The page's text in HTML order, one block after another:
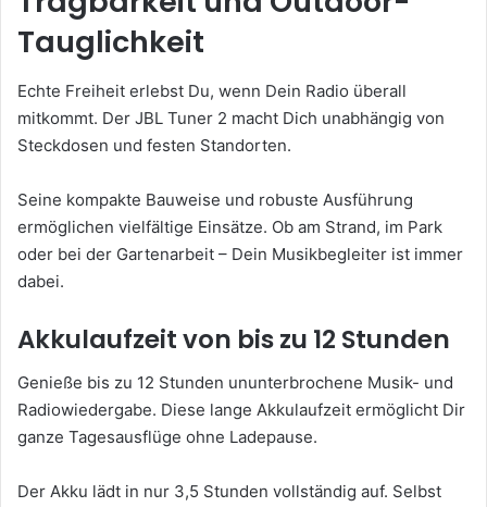
Tauglichkeit
Echte Freiheit erlebst Du, wenn Dein Radio überall
mitkommt. Der JBL Tuner 2 macht Dich unabhängig von
Steckdosen und festen Standorten.
Seine kompakte Bauweise und robuste Ausführung
ermöglichen vielfältige Einsätze. Ob am Strand, im Park
oder bei der Gartenarbeit – Dein Musikbegleiter ist immer
dabei.
Akkulaufzeit von bis zu 12 Stunden
Genieße bis zu 12 Stunden ununterbrochene Musik- und
Radiowiedergabe. Diese lange Akkulaufzeit ermöglicht Dir
ganze Tagesausflüge ohne Ladepause.
Der Akku lädt in nur 3,5 Stunden vollständig auf. Selbst